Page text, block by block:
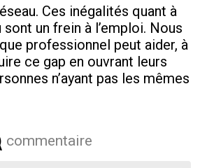
Ces inégalités quant à
sont un frein à l’emploi. Nous
professionnel peut aider, à
ce gap en ouvrant leurs
n’ayant pas les mêmes
commentaire